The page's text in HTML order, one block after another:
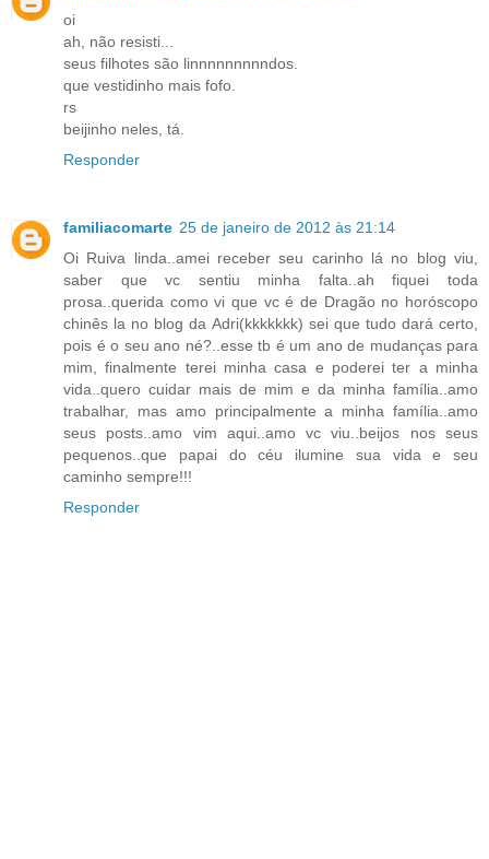
oi
ah, não resisti...
seus filhotes são linnnnnnnnndos.
que vestidinho mais fofo.
rs
beijinho neles, tá.
Responder
familiacomarte 25 de janeiro de 2012 às 21:14
Oi Ruiva linda..amei receber seu carinho lá no blog viu,
saber que vc sentiu minha falta..ah fiquei toda
prosa..querida como vi que vc é de Dragão no horóscopo
chinês la no blog da Adri(kkkkkkk) sei que tudo dará certo,
pois é o seu ano né?..esse tb é um ano de mudanças para
mim, finalmente terei minha casa e poderei ter a minha
vida..quero cuidar mais de mim e da minha família..amo
trabalhar, mas amo principalmente a minha família..amo
seus posts..amo vim aqui..amo vc viu..beijos nos seus
pequenos..que papai do céu ilumine sua vida e seu
caminho sempre!!!
Responder